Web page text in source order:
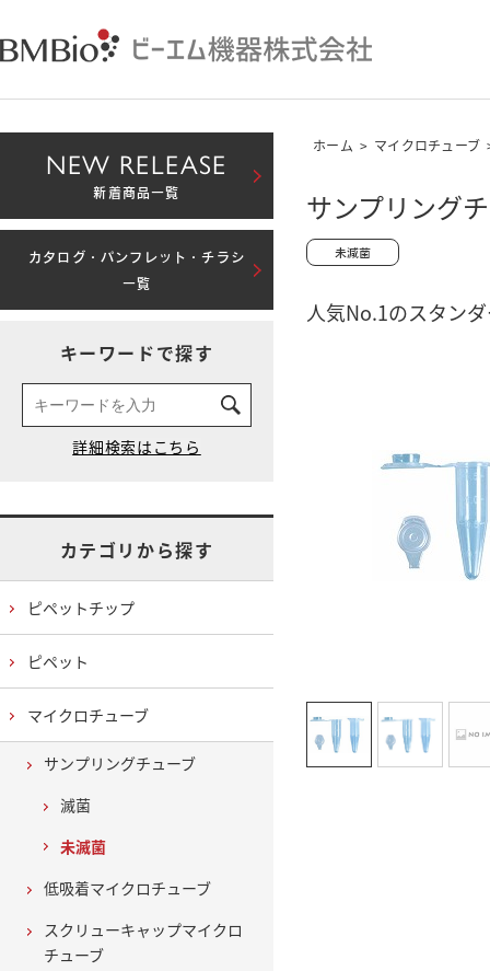
ホーム > マイクロチューブ
サンプリング
人気No.1のスタン
NEW RELEASE
新着商品一覧
カタログ・パンフレット・チラシ
一覧
キーワードで探す
カテゴリから探す
ピペットチップ
ピペット
マイクロチューブ
サンプリングチューブ
滅菌
未滅菌
低吸着マイクロチューブ
スクリューキャップマイクロ
チューブ